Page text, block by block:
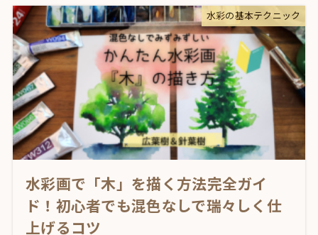
水彩の基本テクニック
水彩画で「木」を描く方法完全ガイ
ド！初心者でも混色なしで瑞々しく仕
上げるコツ